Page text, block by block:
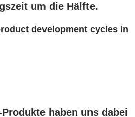
um die Hälfte.
development cycles in
haben uns dabei